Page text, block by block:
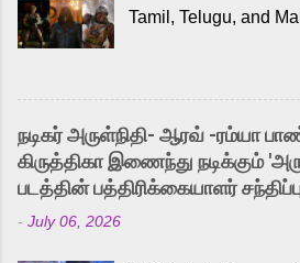
Tamil, Telugu, and
received a lot of love
and offered
into the world of
released Tamil trailer
strong excitement
Adding to the growing
நடிகர் அருள்நிதி- ஆரவ் -ரம்யா
கிருத்திகா இணைந்து நடிக்கும்
படத்தின் பத்திரிக்கையாளர்
- July 06, 2026